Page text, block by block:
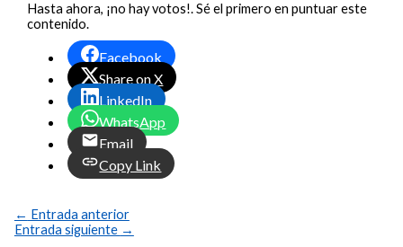
Hasta ahora, ¡no hay votos!. Sé el primero en puntuar este
contenido.
Facebook
Share on X
LinkedIn
WhatsApp
Email
Copy Link
← Entrada anterior
Entrada siguiente →